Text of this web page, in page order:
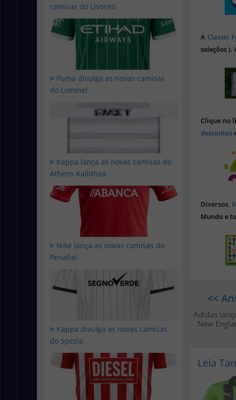
camisas do Livorno
Puma divulga as novas camisas
do Lommel
Kappa lança as novas camisas do
Athens Kallithea
Nike lança as novas camisas do
Penafiel
Kappa divulga as novas camisas
do Spezia
A Classic
seleções
Clique no
descontos
Diversos
Mundo e
<<
Adidas
New
Leia